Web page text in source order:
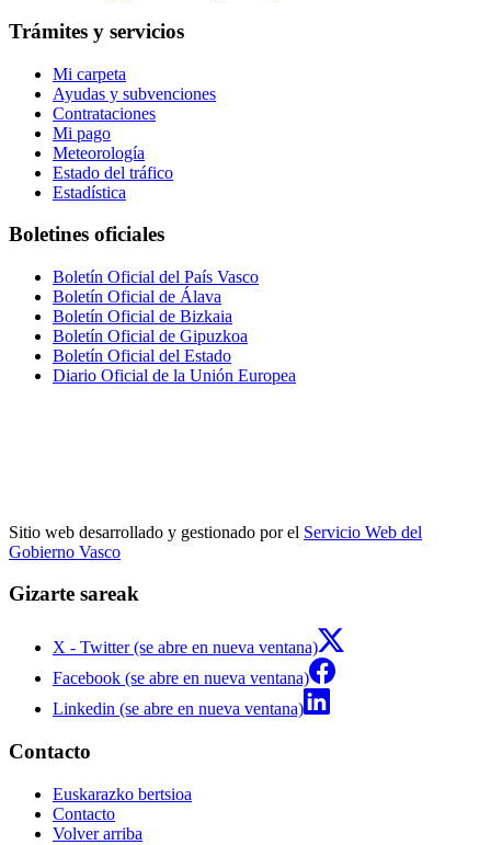
Trámites y servicios
Mi carpeta
Ayudas y subvenciones
Contrataciones
Mi pago
Meteorología
Estado del tráfico
Estadística
Boletines oficiales
Boletín Oficial del País Vasco
Boletín Oficial de Álava
Boletín Oficial de Bizkaia
Boletín Oficial de Gipuzkoa
Boletín Oficial del Estado
Diario Oficial de la Unión Europea
Sitio web desarrollado y gestionado por el Servicio Web del
Gobierno Vasco
Gizarte sareak
X - Twitter (se abre en nueva ventana)
Facebook (se abre en nueva ventana)
Linkedin (se abre en nueva ventana)
Contacto
Euskarazko bertsioa
Contacto
Volver arriba